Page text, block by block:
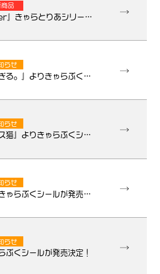
商品
『Fate/Grand Order』きゃらとりあシリーズ 新商品のお知らせ
らせ
『愛しすぎて大好きすぎる。』よりきゃらぷくシールが発売決定！
らせ
『ボンレス犬とボンレス猫』よりきゃらぷくシールが発売決定！
らせ
『ねこぺん日和』よりきゃらぷくシールが発売決定！
らせ
ぷくシールが発売決定！